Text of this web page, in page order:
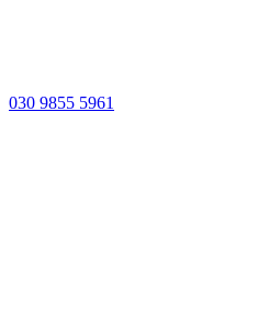
030 9855 5961